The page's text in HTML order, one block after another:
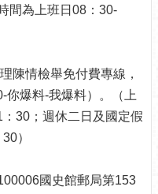
間為上班日08：30-
陳情檢舉免付費專線，
你爆料-我爆料）。（上
30；週休二日及國定假
）
國史館郵局第153